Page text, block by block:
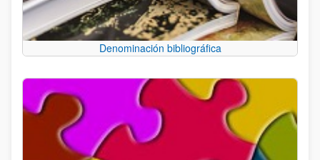
Denominación bibliográfica